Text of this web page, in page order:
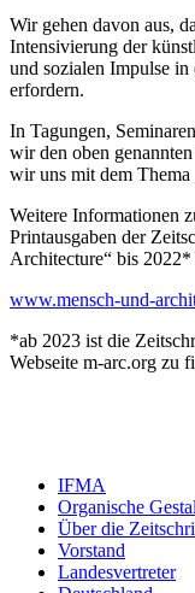
Wir gehen davon aus,
Intensivierung der
und sozialen Impulse
erfordern.
In Tagungen,
wir den oben
wir uns mit dem
Weitere Informationen
Printausgaben der
Architecture“ bis 2022*
www.mensch-und-
*ab 2023 ist die
Webseite m-arc.org zu
IFMA
Organische
Über die
Vorstand
Landesvertreter